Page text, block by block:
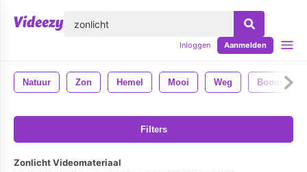
Inloggen Aanmelden
Natuur Zon Hemel Mooi Weg Boom
Filters
Zonlicht Videomateriaal